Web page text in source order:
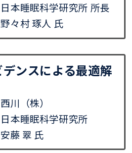
日本睡眠科学研究所 所長
野々村 琢人 氏
ンスによる最適解
西川（株）
日本睡眠科学研究所
安藤 翠 氏